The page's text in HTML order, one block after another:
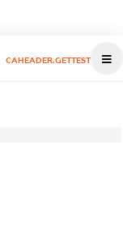
CAHEADER.GETTEST